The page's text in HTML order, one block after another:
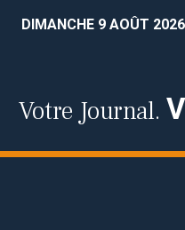
DIMANCHE 9 AOÛT 2026
Votre Journal.